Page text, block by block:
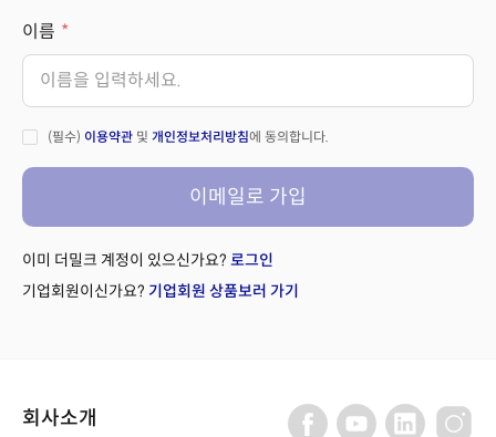
이름
(필수) 이용약관 및 개인정보처리방침에 동의합니다.
이메일로 가입
이미 더밀크 계정이 있으신가요? 로그인
기업회원이신가요? 기업회원 상품보러 가기
회사소개